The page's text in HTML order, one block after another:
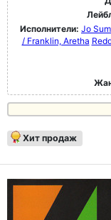
Исполнители: Jo
/ Franklin, Aretha
Хит продаж